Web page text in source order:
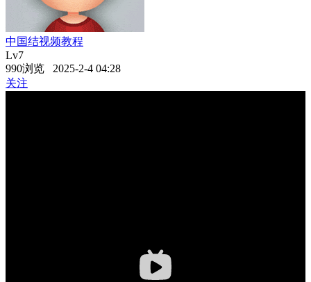
中国结视频教程
Lv7
990浏览 2025-2-4 04:28
关注